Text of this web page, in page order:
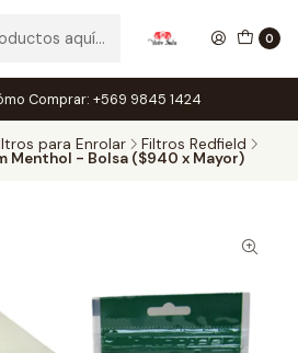
0
Comprar: +569 9845 1424
para Enrolar Filtros Redfield
Menthol - Bolsa ($940 x Mayor)